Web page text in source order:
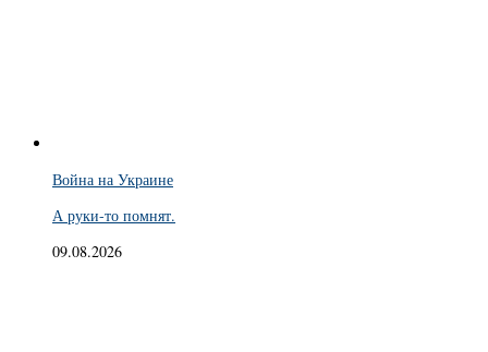
Война на Украине
А руки-то помнят.
09.08.2026